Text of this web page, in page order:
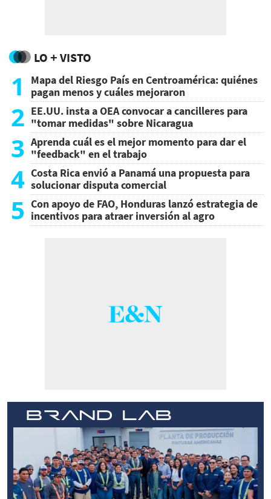
LO + VISTO
1
Mapa del Riesgo País en Centroamérica: quiénes
pagan menos y cuáles mejoraron
2 EE.UU. insta a OEA convocar a cancilleres para
"tomar medidas" sobre Nicaragua
3 Aprenda cuál es el mejor momento para dar el
"feedback" en el trabajo
4 Costa Rica envió a Panamá una propuesta para
solucionar disputa comercial
5 Con apoyo de FAO, Honduras lanzó estrategia de
incentivos para atraer inversión al agro